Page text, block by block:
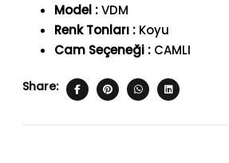
Model :VDM
Renk Tonları : Koyu
Cam Seçeneği : CAMLI
Share: